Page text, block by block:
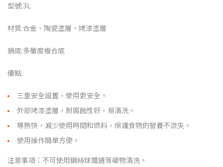
型號:3L
材質:合金、陶瓷塗層、烤漆塗層
鍋底:多層度複合底
優點:
三重安全設置，使用更安全。
外部烤漆塗層，耐腐蝕性好，易清洗。
導熱快，減少使用時間和燃料，保護食物的營養不流失。
使用操作簡單方便。
注意事項：不可使用鋼絲球鐵鏟等硬物清洗。